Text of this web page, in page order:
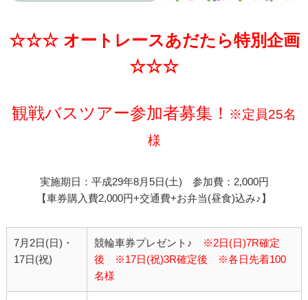
☆☆☆ オートレースあだたら特別企画
☆☆☆
観戦バスツアー参加者募集！ ※定員25名
様
実施期日：平成29年8月5日(土) 参加費：2,000円
【車券購入費2,000円+交通費+お弁当(昼食)込み♪】
7月2日(日)・
17日(祝)
競輪車券プレゼント♪
※2日(日)7R確定
後 ※17日(祝)3R確定後 ※各日先着100
名様